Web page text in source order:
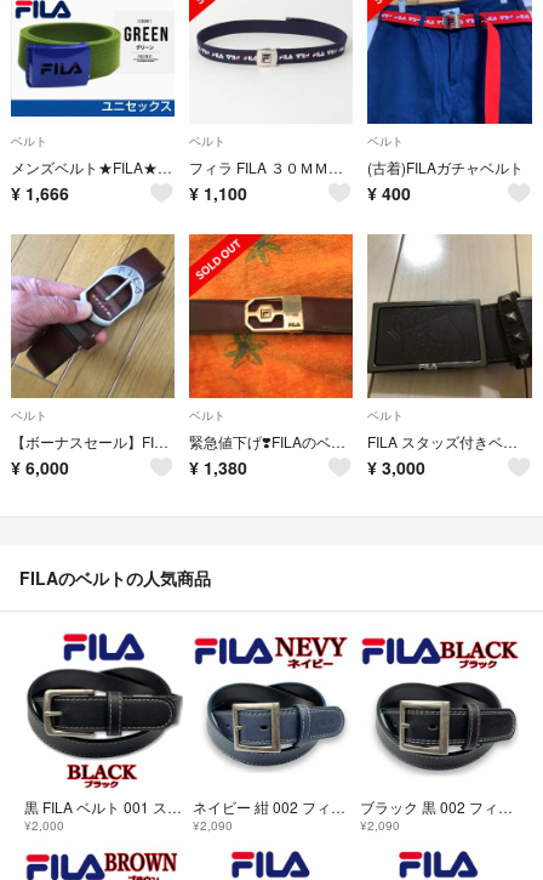
ベルト
メンズベルト★FILA★アーミーグリーン★ベルト★ガチャベルト★レディースベルト
¥ 1,666
ベルト
フィラ FILA ３０ＭＭロゴＧＩベルト ガチャベルト ネイビー
¥ 1,100
ベルト
(古着)FILAガチャベルト
¥ 400
ベルト
【ボーナスセール】FILAベルト
¥ 6,000
ベルト
緊急値下げ❣️FILAのベルト
¥ 1,380
ベルト
FILA スタッズ付きベルト
¥ 3,000
FILAのベルトの人気商品
黒 FILA ベルト 001 ステッチ 2.8cm ブラック フィラ
¥2,000
ネイビー 紺 002 フィラ ベルト ギャリソン ダブルステッチ
¥2,090
ブラック 黒 002 フィラ ベルト ギャリソン ダブルステッチ
¥2,090